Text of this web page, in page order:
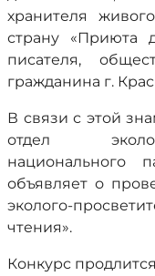
хранителя
страну «Приюта
писателя,
гражданина г.
В связи с этой
отдел
национального
объявляет о
эколого-
чтения».
Конкурс